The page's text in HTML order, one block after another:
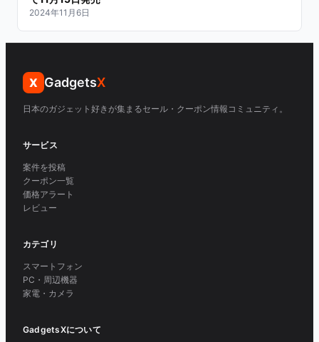
2024年11月6日
X GadgetsX
日本のガジェット好きが集まるセール・クーポン情報コミュニティ。
サービス
案件を投稿
クーポン一覧
価格アラート
レビュー
カテゴリ
スマートフォン
PC・周辺機器
家電・カメラ
GadgetsXについて